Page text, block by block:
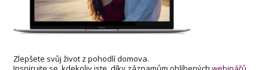
Zlepšete svůj život z pohodlí domova.